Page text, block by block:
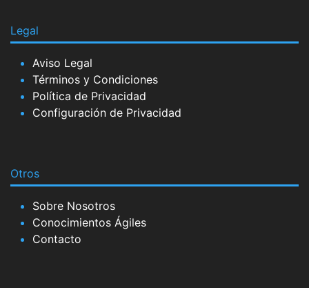
Legal
Aviso Legal
Términos y Condiciones
Política de Privacidad
Configuración de Privacidad
Otros
Sobre Nosotros
Conocimientos Ágiles
Contacto